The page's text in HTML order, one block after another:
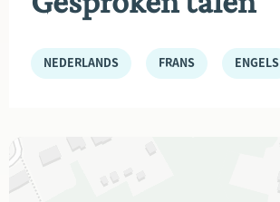
NEDERLANDS FRANS ENGELS